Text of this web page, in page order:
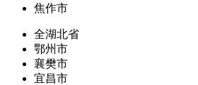
焦作市
全湖北省
鄂州市
襄樊市
宜昌市